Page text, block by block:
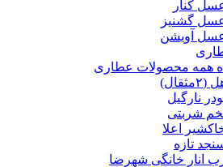
کنار
گشنیز
آویشن
همه محصولات عطاری
(۲مثقال)
نارگیل
شربتی
اعلا
تازه
انار خانگی شهرضا